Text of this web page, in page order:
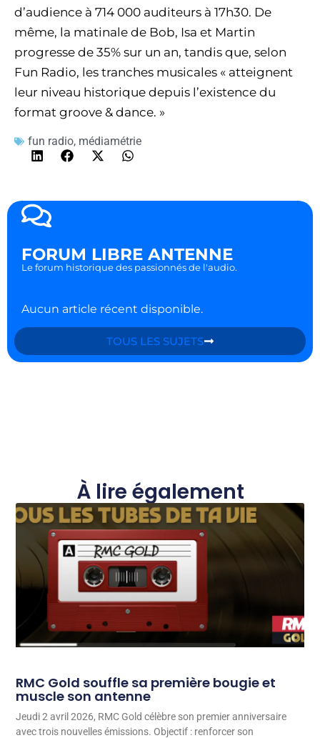
d’audience à 714 000 auditeurs à 17h30. De
même, la matinale de Bob, Isa et Martin
progresse de 35% sur un an, tandis que, selon
Fun Radio, les tranches musicales « atteignent
leur niveau historique depuis l’existence du
format groove & dance. »
fun radio, médiamétrie
FORUM LIBRE ANTENNE
Le forum historique des passionnés de l'audio.
Aucun article récent disponible.
TOUS LES SUJETS
À lire également
RMC Gold souffle sa première bougie et
muscle son antenne
Jeudi 2 avril 2026, RMC Gold célèbre son premier anniversaire
avec trois nouvelles émissions. Objectif : renforcer son